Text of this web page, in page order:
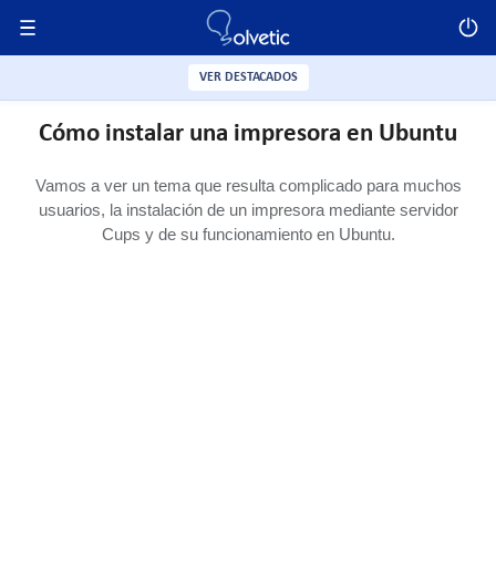
Cómo instalar una impresora en Ubuntu
Vamos a ver un tema que resulta complicado para muchos
usuarios, la instalación de un impresora mediante servidor
Cups y de su funcionamiento en Ubuntu.
VER DESTACADOS